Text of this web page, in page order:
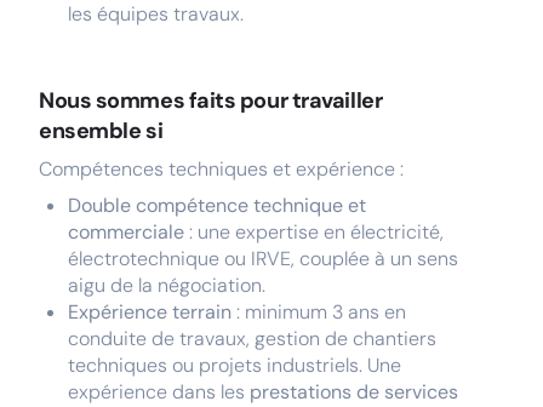
les équipes travaux.
Nous sommes faits pour travailler
ensemble si
Compétences techniques et expérience :
Double compétence technique et
commerciale: une expertise en électricité,
électrotechnique ou IRVE, couplée à un sens
aigu de la négociation.
Expérience terrain: minimum 3 ans en
conduite de travaux, gestion de chantiers
techniques ou projets industriels. Une
expérience dans les prestations de services